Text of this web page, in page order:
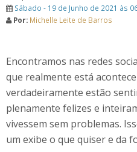
Sábado - 19 de Junho de 2021 às
Por: Michelle Leite de Barros
Encontramos nas redes
que realmente está
verdadeiramente estão
plenamente felizes e
vivessem sem problemas.
um exibe o que quiser e da